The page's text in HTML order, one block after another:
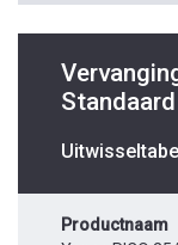
Standaard
Uitwisseltabel
Productnaam